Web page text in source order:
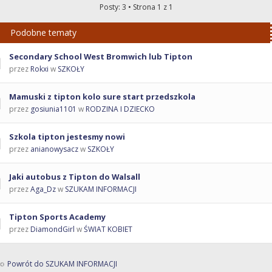
Posty: 3 • Strona 1 z 1
Podobne tematy
Secondary School West Bromwich lub Tipton
przez Rokxi w SZKOŁY
Mamuski z tipton kolo sure start przedszkola
przez gosiunia1101 w RODZINA I DZIECKO
Szkola tipton jestesmy nowi
przez anianowysaczw SZKOŁY
Jaki autobus z Tipton do Walsall
przezAga_Dzw SZUKAM INFORMACJI
Tipton Sports Academy
przez DiamondGirl wŚWIAT KOBIET
Powrót do SZUKAM INFORMACJI